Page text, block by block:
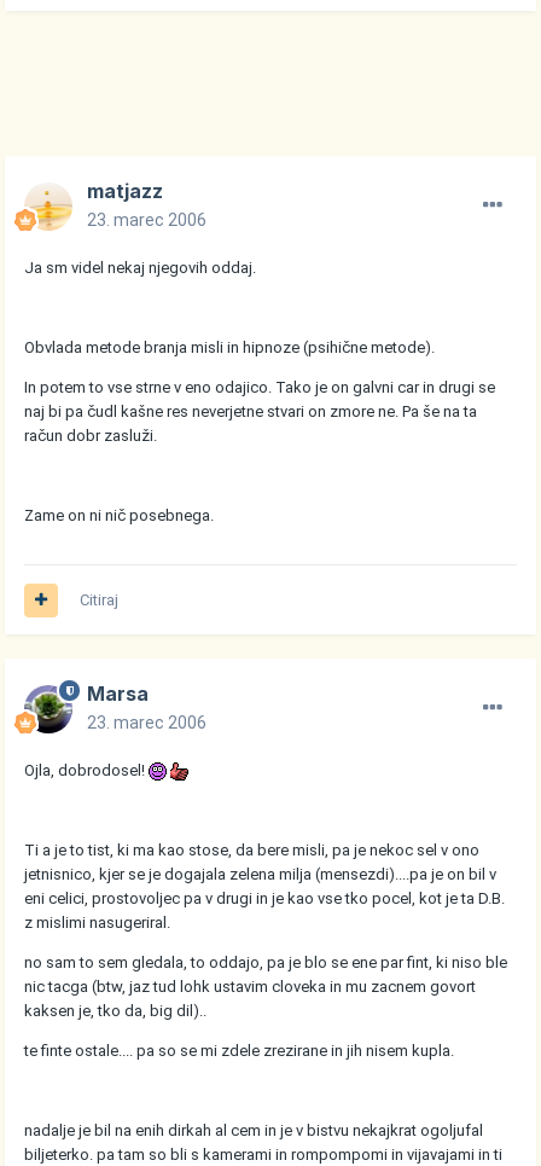
matjazz
23. marec 2006
Ja sm videl nekaj njegovih oddaj.
Obvlada metode branja misli in hipnoze (psihične metode).
In potem to vse strne v eno odajico. Tako je on galvni car in drugi se
naj bi pa čudl kašne res neverjetne stvari on zmore ne. Pa še na ta
račun dobr zasluži.
Zame on ni nič posebnega.
Citiraj
Marsa
23. marec 2006
Ojla, dobrodosel!
Ti a je to tist, ki ma kao stose, da bere misli, pa je nekoc sel v ono
jetnisnico, kjer se je dogajala zelena milja (mensezdi)....pa je on bil v
eni celici, prostovoljec pa v drugi in je kao vse tko pocel, kot je ta D.B.
z mislimi nasugeriral.
no sam to sem gledala, to oddajo, pa je blo se ene par fint, ki niso ble
nic tacga (btw, jaz tud lohk ustavim cloveka in mu zacnem govort
kaksen je, tko da, big dil)..
te finte ostale.... pa so se mi zdele zrezirane in jih nisem kupla.
nadalje je bil na enih dirkah al cem in je v bistvu nekajkrat ogoljufal
biljeterko. pa tam so bli s kamerami in rompompomi in vijavajami in ti